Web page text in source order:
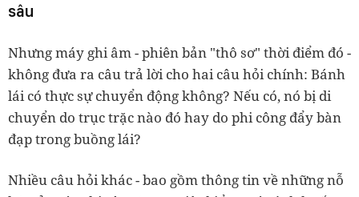
sâu
Nhưng máy ghi âm - phiên bản "thô sơ" thời điểm đó -
không đưa ra câu trả lời cho hai câu hỏi chính: Bánh
lái có thực sự chuyển động không? Nếu có, nó bị di
chuyển do trục trặc nào đó hay do phi công đẩy bàn
đạp trong buồng lái?
Nhiều câu hỏi khác - bao gồm thông tin về những nỗ